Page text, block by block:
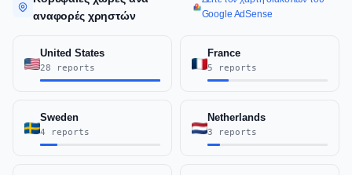
αναφορές χρηστών
Google AdSense
United States
28 reports
France
5 reports
Sweden
4 reports
Netherlands
3 reports